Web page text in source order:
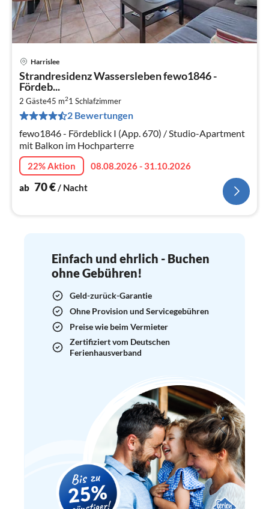
Harrislee
Strandresidenz Wassersleben fewo1846 -
Fördeb...
2 Gäste45 m21 Schlafzimmer
2 Bewertungen
fewo1846 - Fördeblick I (App. 670) / Studio-Apartment
mit Balkon im Hochparterre
22% Aktion
08.08.2026 - 31.10.2026
ab 70€/ Nacht
Einfach und ehrlich - Buchen
ohne Gebühren!
Geld-zurück-Garantie
Ohne Provision und Servicegebühren
Preise wie beim Vermieter
Zertifiziert vom Deutschen
Ferienhausverband